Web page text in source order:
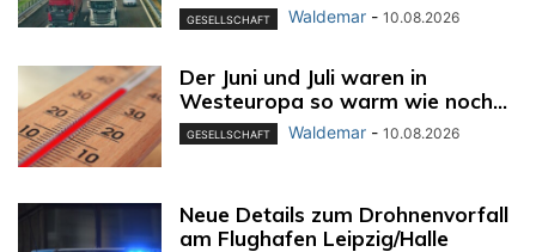
GESELLSCHAFT Waldemar - 10.08.2026
Der Juni und Juli waren in
Westeuropa so warm wie noch...
GESELLSCHAFT Waldemar - 10.08.2026
Neue Details zum Drohnenvorfall
am Flughafen Leipzig/Halle